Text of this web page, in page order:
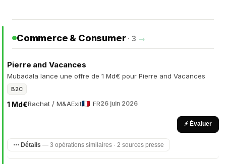
Commerce & Consumer · 3 →
Pierre and Vacances
Mubadala lance une offre de 1 Md€ pour Pierre and Vacances
B2C
Rachat / M&A
1 Md€ Exit FR26 juin 2026
⚡ Évaluer
⋯ Détails — 3 opérations similaires · 2 sources presse